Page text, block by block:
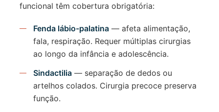
funcional têm cobertura obrigatória:
Fenda lábio-palatina — afeta alimentação,
fala, respiração. Requer múltiplas cirurgias
ao longo da infância e adolescência.
Sindactilia — separação de dedos ou
artelhos colados. Cirurgia precoce preserva
função.